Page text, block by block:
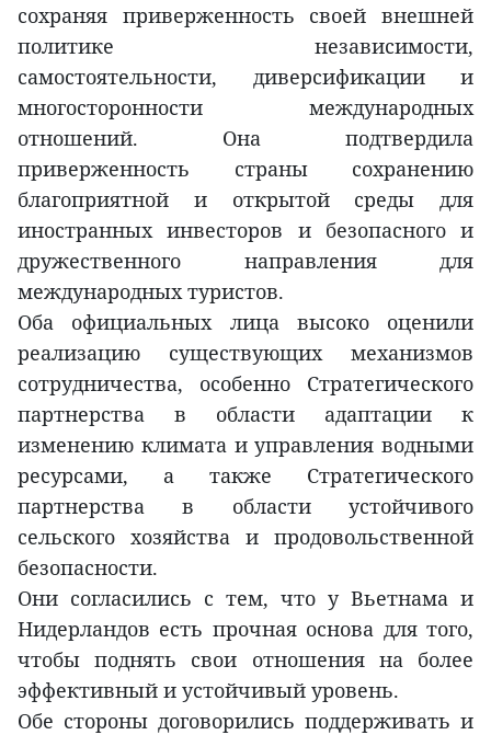
сохраняя приверженность своей внешней
политике независимости,
самостоятельности, диверсификации и
многосторонности международных
отношений. Она подтвердила
приверженность страны сохранению
благоприятной и открытой среды для
иностранных инвесторов и безопасного и
дружественного направления для
международных туристов.
Оба официальных лица высоко оценили
реализацию существующих механизмов
сотрудничества, особенно Стратегического
партнерства в области адаптации к
изменению климата и управления водными
ресурсами, а также Стратегического
партнерства в области устойчивого
сельского хозяйства и продовольственной
безопасности.
Они согласились с тем, что у Вьетнама и
Нидерландов есть прочная основа для того,
чтобы поднять свои отношения на более
эффективный и устойчивый уровень.
Обе стороны договорились поддерживать и